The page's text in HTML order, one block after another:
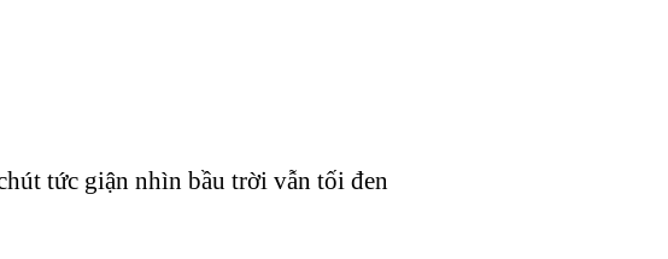
tức giận nhìn bầu trời vẫn tối đen